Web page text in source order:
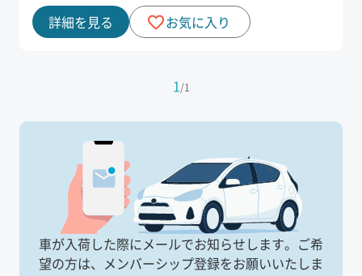
詳細を見る お気に入り
1/1
車が入荷した際にメールでお知らせします。 ご希
望の方は、メンバーシップ登録をお願いいたしま